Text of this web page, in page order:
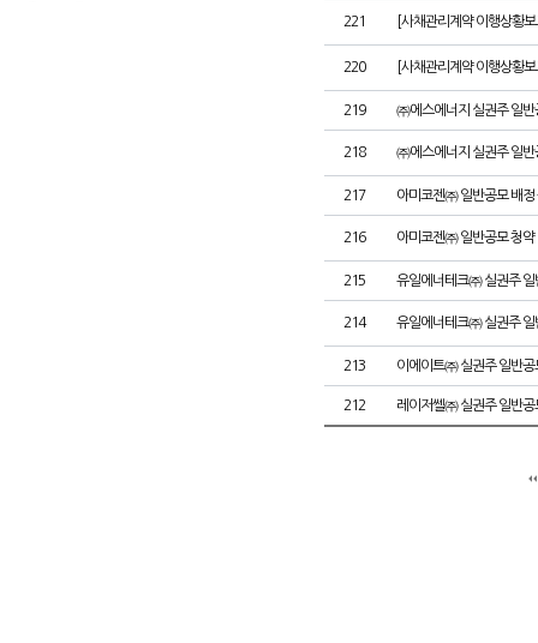
221 [사채관리계약 이행상황
220 [사채관리계약 이행상황
219 ㈜에스에너지 실권주 일반
218 ㈜에스에너지 실권주 일반
217 아미코젠㈜ 일반공모 배정
216 아미코젠㈜ 일반공모 청약
215 유일에너테크㈜ 실권주 일
214 유일에너테크㈜ 실권주 일
213 이에이트㈜ 실권주 일반공
212 레이저쎌㈜ 실권주 일반공